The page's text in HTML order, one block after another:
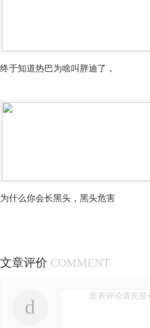
终于知道热巴为啥叫胖迪了，
为什么你会长黑头，黑头危害
文章评价 COMMENT
d 发表评论请先登